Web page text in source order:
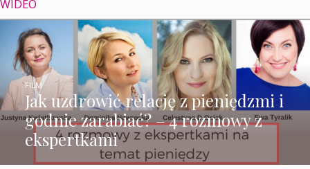
WIDEO
Jak uzdrowić relację z pieniędzmi i
godnie zarabiać? – 4 rozmowy z
ekspertkami
FILM